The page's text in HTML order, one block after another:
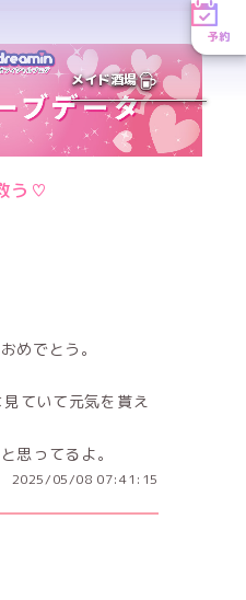
予約
メイド酒場
う♡
めでとう。
ていて元気を貰え
思ってるよ。
2025/05/08 07:41:15